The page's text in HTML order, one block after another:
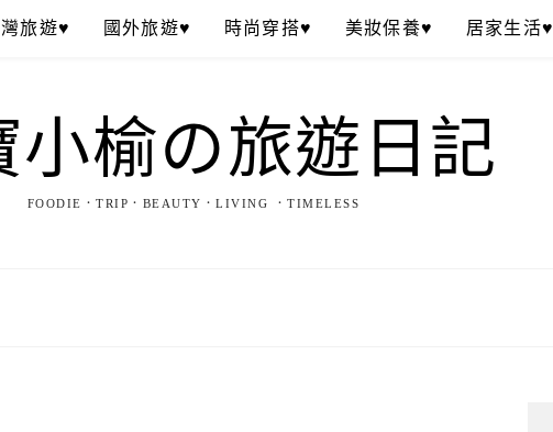
旅遊♥ 國外旅遊♥ 時尚穿搭♥ 美妝保養♥ 居家生活♥
小榆の旅遊日記
FOODIE．TRIP．BEAUTY．LIVING ．TIMELESS